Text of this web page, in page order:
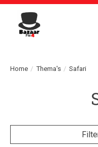
Home / Thema's / Safari